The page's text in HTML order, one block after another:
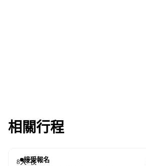
相關行程
接受報名
8天7夜